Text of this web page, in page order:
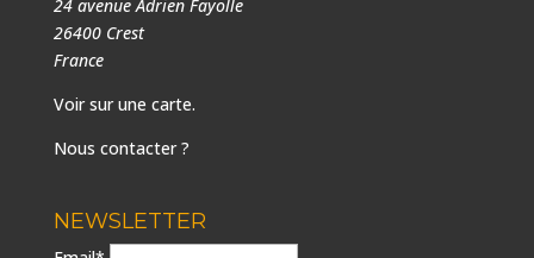
24 avenue Adrien Fayolle
26400 Crest
France
Voir sur une carte.
Nous contacter ?
NEWSLETTER